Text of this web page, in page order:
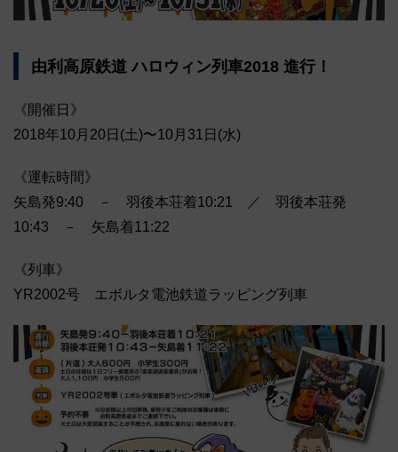
由利高原鉄道 ハロウィン列車2018 進行！
《開催日》
2018年10月20日(土)〜10月31日(水)
《運転時間》
矢島発9:40 － 羽後本荘着10:21 ／ 羽後本荘発
10:43 － 矢島着11:22
《列車》
YR2002号 エボルタ電池鉄道ラッピング列車